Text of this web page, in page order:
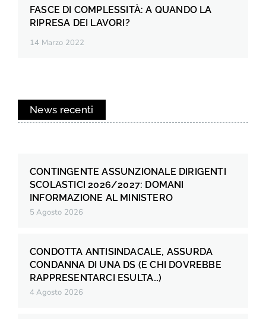
FASCE DI COMPLESSITÀ: A QUANDO LA
RIPRESA DEI LAVORI?
14 Marzo 2022
News recenti
CONTINGENTE ASSUNZIONALE DIRIGENTI
SCOLASTICI 2026/2027: DOMANI
INFORMAZIONE AL MINISTERO
5 Agosto 2026
CONDOTTA ANTISINDACALE, ASSURDA
CONDANNA DI UNA DS (E CHI DOVREBBE
RAPPRESENTARCI ESULTA…)
4 Agosto 2026